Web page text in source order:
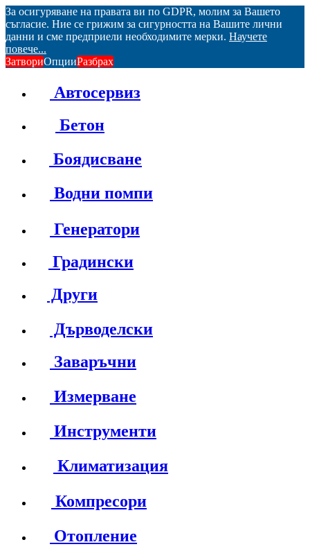
За осигуряване на правата ви по GDPR, молим за Вашето
съгласие. Ние се грижим за сигурността на Вашите лични
данни и сме предприели необходимите мерки. Научете
повече...
ЗатвориОпцииРазбрах
Автосервиз
Бетон
Боядисване
Водни помпи
Генератори
Градински
Други
Дърводелски
Заваръчни
Измерване
Инструменти
Климатизация
Компресори
Отопление